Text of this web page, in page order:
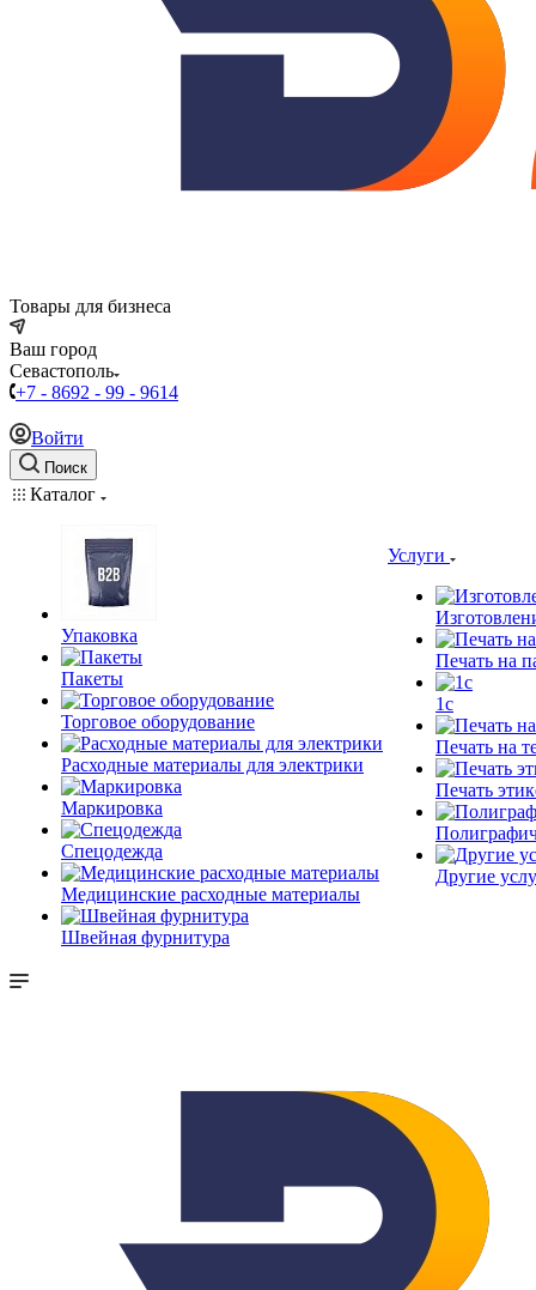
Товары для бизнеса
Ваш город
Севастополь
+7 - 8692 - 99 - 9614
Войти
Поиск
Каталог
Упаковка
Пакеты
Торговое оборудование
Расходные материалы для электрики
Маркировка
Спецодежда
Медицинские расходные материалы
Швейная фурнитура
Услуги
Печать на
1c
Печать на
Печать
Другие